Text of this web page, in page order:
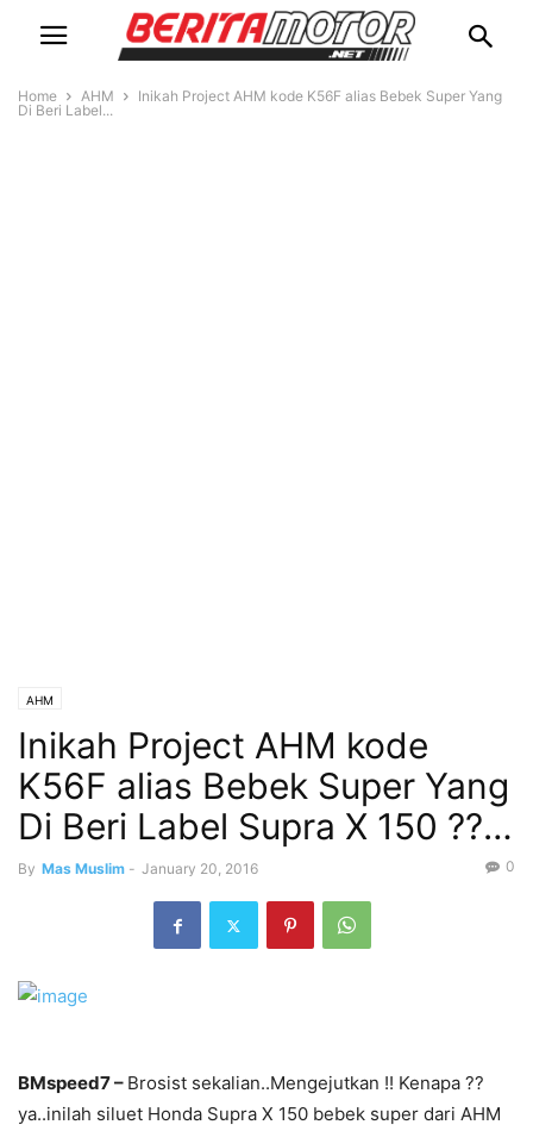
Home AHM
Inikah Project AHM kode K56F alias Bebek Super Yang
Di Beri Label...
AHM
Inikah Project AHM kode
K56F alias Bebek Super Yang
Di Beri Label Supra X 150 ??…
By Mas Muslim - January 20, 2016 0
BMspeed7 – Brosist sekalian..Mengejutkan !! Kenapa ??
ya..inilah siluet Honda Supra X 150 bebek super dari AHM